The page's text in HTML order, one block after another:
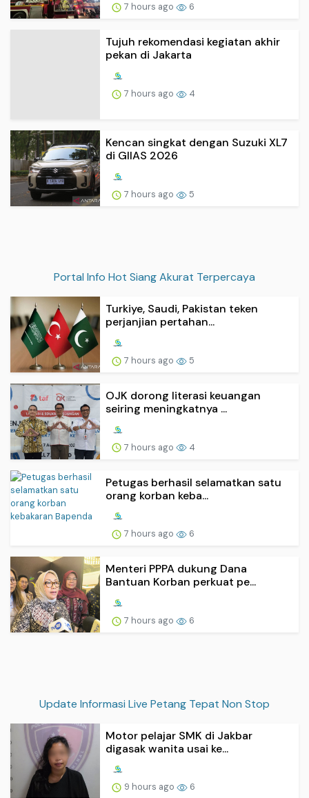
7 hours ago 6
Tujuh rekomendasi kegiatan akhir
pekan di Jakarta
7 hours ago 4
Kencan singkat dengan Suzuki XL7
di GIIAS 2026
7 hours ago 5
Portal Info Hot Siang Akurat Terpercaya
Turkiye, Saudi, Pakistan teken
perjanjian pertahan...
7 hours ago 5
OJK dorong literasi keuangan
seiring meningkatnya ...
7 hours ago 4
Petugas berhasil selamatkan satu
orang korban keba...
7 hours ago 6
Menteri PPPA dukung Dana
Bantuan Korban perkuat pe...
7 hours ago 6
Update Informasi Live Petang Tepat Non Stop
Motor pelajar SMK di Jakbar
digasak wanita usai ke...
9 hours ago 6